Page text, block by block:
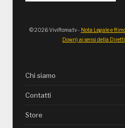
© 2026 ViviRoma.tv - Nota Legale e
Down) ai sensi della
Chi siamo
Contatti
Store